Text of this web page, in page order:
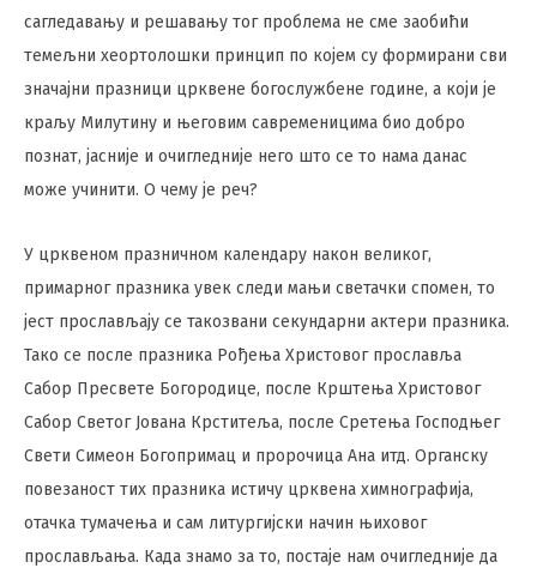
сагледавању и решавању тог проблема не сме заобићи
темељни хеортолошки принцип по којем су формирани сви
значајни празници црквене богослужбене године, а који је
краљу Милутину и његовим савременицима био добро
познат, јасније и очигледније него што се то нама данас
може учинити. О чему је реч?
У црквеном празничном календару након великог,
примарног празника увек следи мањи светачки спомен, то
јест прослављају се такозвани секундарни актери празника.
Тако се после празника Рођења Христовог прославља
Сабор Пресвете Богородице, после Крштења Христовог
Сабор Светог Јована Крститеља, после Сретења Господњег
Свети Симеон Богопримац и пророчица Ана итд. Органску
повезаност тих празника истичу црквена химнографија,
отачка тумачења и сам литургијски начин њиховог
прослављања. Када знамо за то, постаје нам очигледније да